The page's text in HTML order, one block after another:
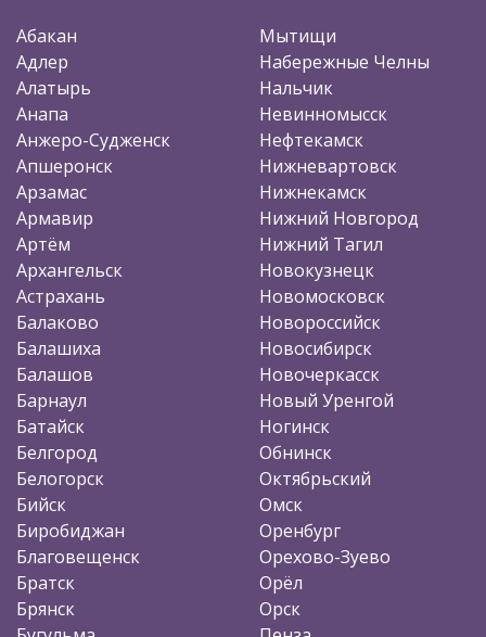
Абакан
Адлер
Алатырь
Анапа
Анжеро-Судженск
Апшеронск
Арзамас
Армавир
Артём
Архангельск
Астрахань
Балаково
Балашиха
Балашов
Барнаул
Батайск
Белгород
Белогорск
Бийск
Биробиджан
Благовещенск
Братск
Брянск
Мытищи
Набережные Челны
Нальчик
Невинномысск
Нефтекамск
Нижневартовск
Нижнекамск
Нижний Новгород
Нижний Тагил
Новокузнецк
Новомосковск
Новороссийск
Новосибирск
Новочеркасск
Новый Уренгой
Ногинск
Обнинск
Октябрьский
Омск
Оренбург
Орехово-Зуево
Орёл
Орск